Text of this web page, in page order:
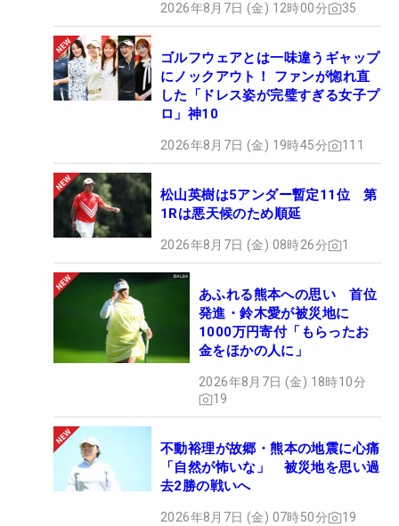
2026年8月7日 (金) 12時00分 35
ゴルフウェアとは一味違うギャップ
にノックアウト！ ファンが惚れ直
した「ドレス姿が完璧すぎる女子プ
ロ」神10
2026年8月7日 (金) 19時45分 111
松山英樹は5アンダー暫定11位 第
1Rは悪天候のため順延
2026年8月7日 (金) 08時26分 1
あふれる熊本への思い 首位
発進・鈴木愛が被災地に
1000万円寄付「もらったお
金をほかの人に」
2026年8月7日 (金) 18時10分
19
不動裕理が故郷・熊本の地震に心痛
「自然が怖いな」 被災地を思い過
去2勝の戦いへ
2026年8月7日 (金) 07時50分 19